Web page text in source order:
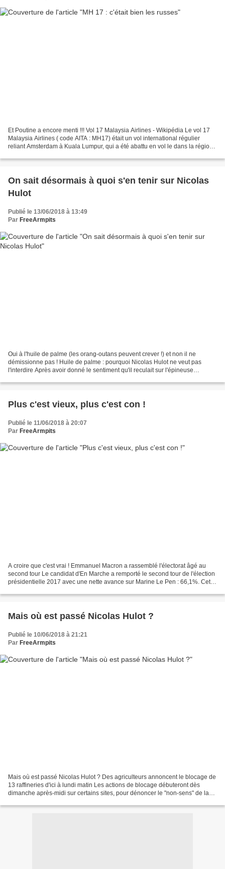
Et Poutine a encore menti !!! Vol 17 Malaysia Airlines - Wikipédia Le vol 17
Malaysia Airlines ( code AITA : MH17) était un vol international régulier
reliant Amsterdam à Kuala Lumpur, qui a été abattu en vol le dans la région
On sait désormais à quoi s'en tenir sur Nicolas
Hulot
Publié le 13/06/2018 à 13:49
Par FreeArmpits
Oui à l'huile de palme (les orang-outans peuvent crever !) et non il ne
démissionne pas ! Huile de palme : pourquoi Nicolas Hulot ne veut pas
l'interdire Après avoir donné le sentiment qu'il reculait sur l'épineuse
Plus c'est vieux, plus c'est con !
Publié le 11/06/2018 à 20:07
Par FreeArmpits
A croire que c'est vrai ! Emmanuel Macron a rassemblé l'électorat âgé au
second tour Le candidat d'En Marche a remporté le second tour de l'élection
présidentielle 2017 avec une nette avance sur Marine Le Pen : 66,1%. Cette
Mais où est passé Nicolas Hulot ?
Publié le 10/06/2018 à 21:21
Par FreeArmpits
Mais où est passé Nicolas Hulot ? Des agriculteurs annoncent le blocage de
13 raffineries d'ici à lundi matin Les actions de blocage débuteront dès
dimanche après-midi sur certains sites, pour dénoncer le "non-sens" de la